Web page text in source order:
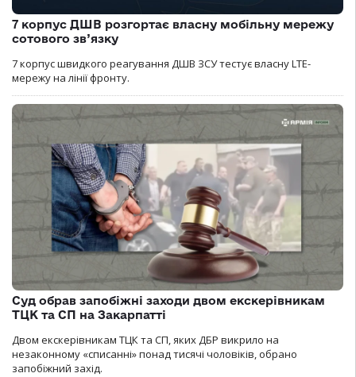
7 корпус ДШВ розгортає власну мобільну мережу
сотового зв’язку
7 корпус швидкого реагування ДШВ ЗСУ тестує власну LTE-
мережу на лінії фронту.
Суд обрав запобіжні заходи двом екскерівникам
ТЦК та СП на Закарпатті
Двом екскерівникам ТЦК та СП, яких ДБР викрило на
незаконному «списанні» понад тисячі чоловіків, обрано
запобіжний захід.